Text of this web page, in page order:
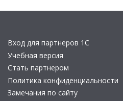
Вход для партнеров 1С
Учебная версия
Стать партнером
Политика конфиденциальности
Замечания по сайту